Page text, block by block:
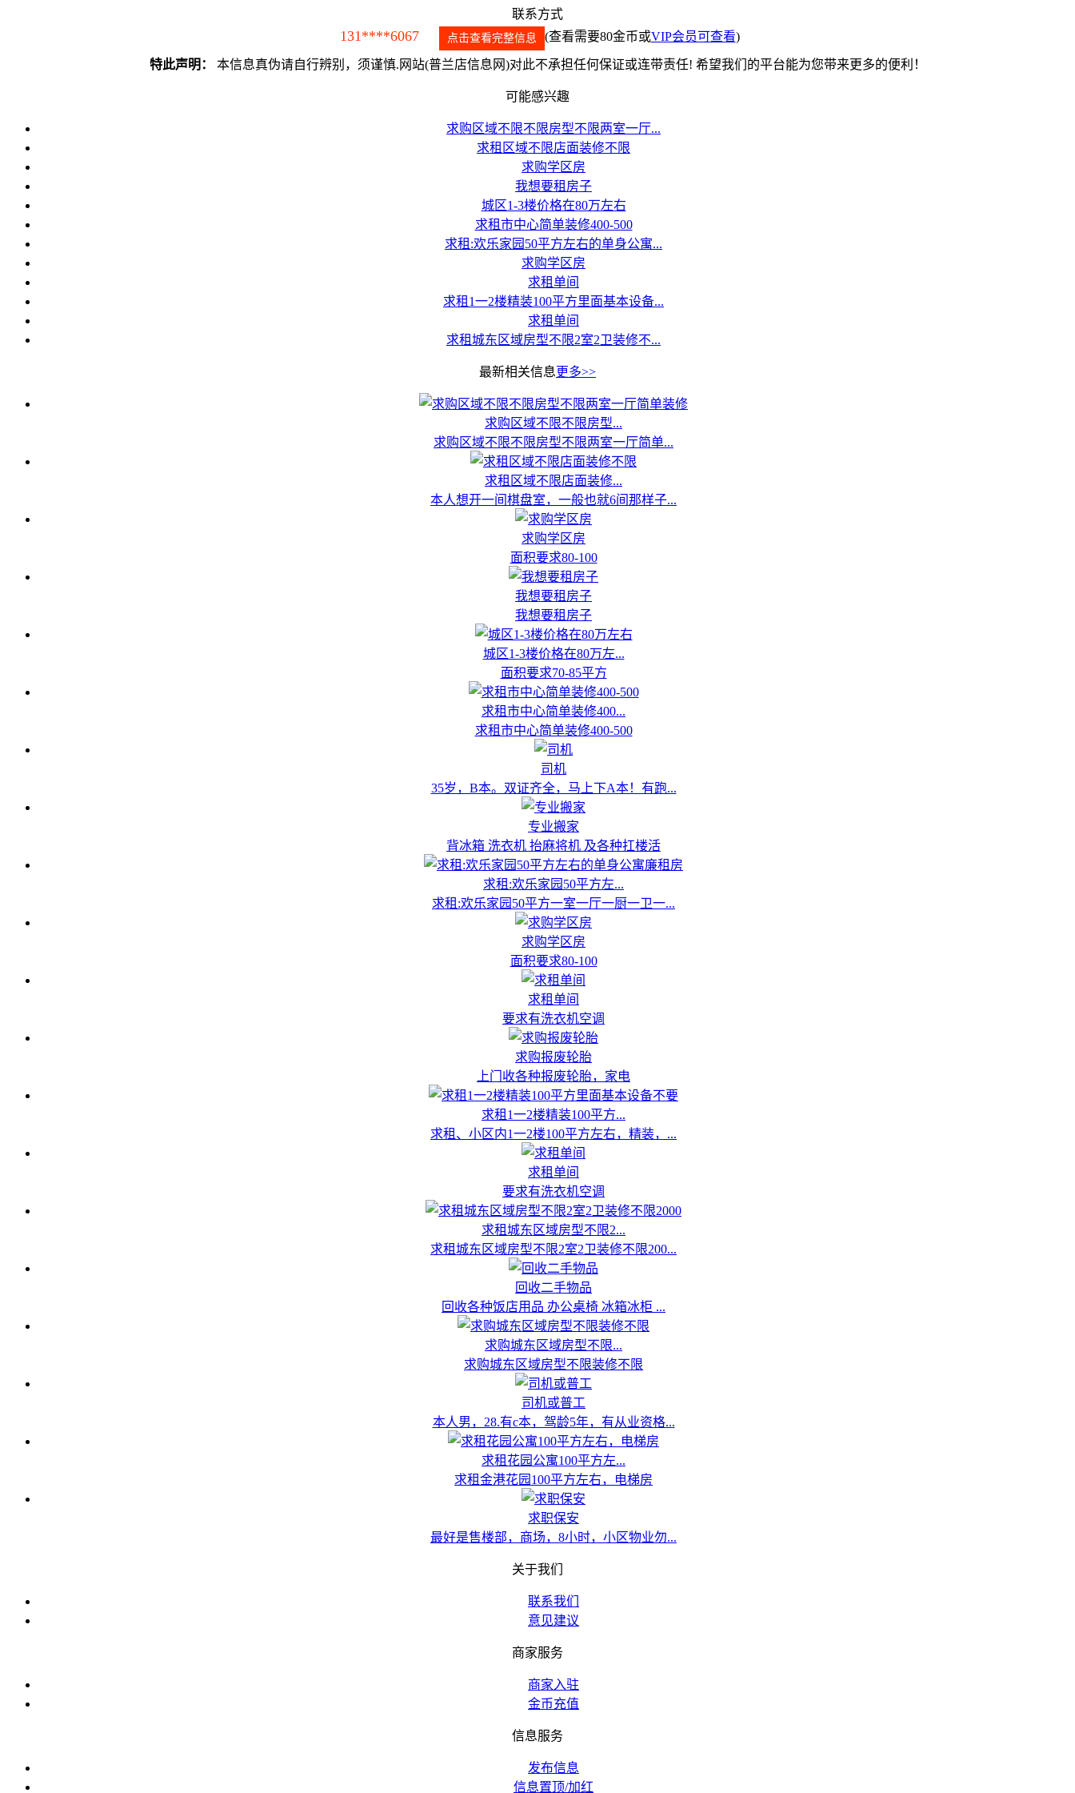
联系方式
131****6067 点击查看完整信息 (查看需要80金币或VIP会员可查看)
特此声明： 本信息真伪请自行辨别，须谨慎.网站(普兰店信息网)对此不承担任何保证或连带责任! 希望我们的平台能为您带来更多的便利！
可能感兴趣
求购区域不限不限房型不限两室一厅...
求租区域不限店面装修不限
求购学区房
我想要租房子
城区1-3楼价格在80万左右
求租市中心简单装修400-500
求租:欢乐家园50平方左右的单身公寓...
求购学区房
求租单间
求租1一2楼精装100平方里面基本设备...
求租单间
求租城东区域房型不限2室2卫装修不...
最新相关信息更多>>
求购区域不限不限房型...
求购区域不限不限房型不限两室一厅简单...
求租区域不限店面装修...
本人想开一间棋盘室，一般也就6间那样子...
求购学区房
面积要求80-100
我想要租房子
我想要租房子
城区1-3楼价格在80万左...
面积要求70-85平方
求租市中心简单装修400...
求租市中心简单装修400-500
司机
35岁，B本。双证齐全，马上下A本！有跑...
专业搬家
背冰箱 洗衣机 抬麻将机 及各种扛楼活
求租:欢乐家园50平方左...
求租:欢乐家园50平方一室一厅一厨一卫一...
求购学区房
面积要求80-100
求租单间
要求有洗衣机空调
求购报废轮胎
上门收各种报废轮胎，家电
求租1一2楼精装100平方...
求租、小区内1一2楼100平方左右，精装，...
求租单间
要求有洗衣机空调
求租城东区域房型不限2...
求租城东区域房型不限2室2卫装修不限200...
回收二手物品
回收各种饭店用品 办公桌椅 冰箱冰柜 ...
求购城东区域房型不限...
求购城东区域房型不限装修不限
司机或普工
本人男，28.有c本，驾龄5年，有从业资格...
求租花园公寓100平方左...
求租金港花园100平方左右，电梯房
求职保安
最好是售楼部，商场，8小时，小区物业勿...
关于我们
联系我们
意见建议
商家服务
商家入驻
金币充值
信息服务
发布信息
信息置顶/加红